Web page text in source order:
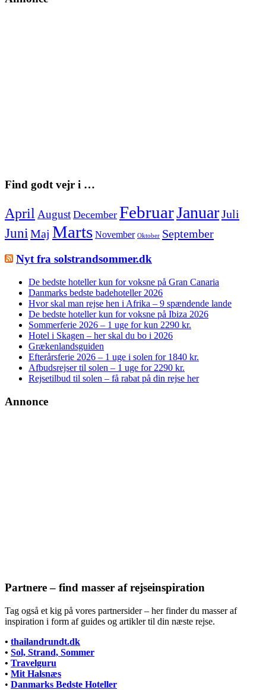
Find godt vejr i …
April August December FebruarJanuarJuli
Juni Maj Marts November Oktober September
Nyt fra solstrandsommer.dk
De bedste hoteller kun for voksne på Gran Canaria
Danmarks bedste badehoteller 2026
Hvor skal man rejse hen i Afrika – 9 spændende lande
De bedste hoteller kun for voksne på Ibiza 2026
Sommerferie 2026 – 1 uge for kun 2290 kr.
Hotel i Skagen – her skal du bo i 2026
Grækenlandsguiden
Efterårsferie 2026 – 1 uge i solen for 1840 kr.
Afbudsrejser til solen – 1 uge for 2290 kr.
Rejsetilbud til solen – få rabat på din rejse her
Annonce
Partnere – find masser af rejseinspiration
Tag også et kig på vores partnersider – her finder du masser af
inspiration i form af guides og artikler til din næste rejse.
• thailandrundt.dk
• Sol, Strand, Sommer
• Travelguru
• Mit Halsnæs
• Danmarks Bedste Hoteller